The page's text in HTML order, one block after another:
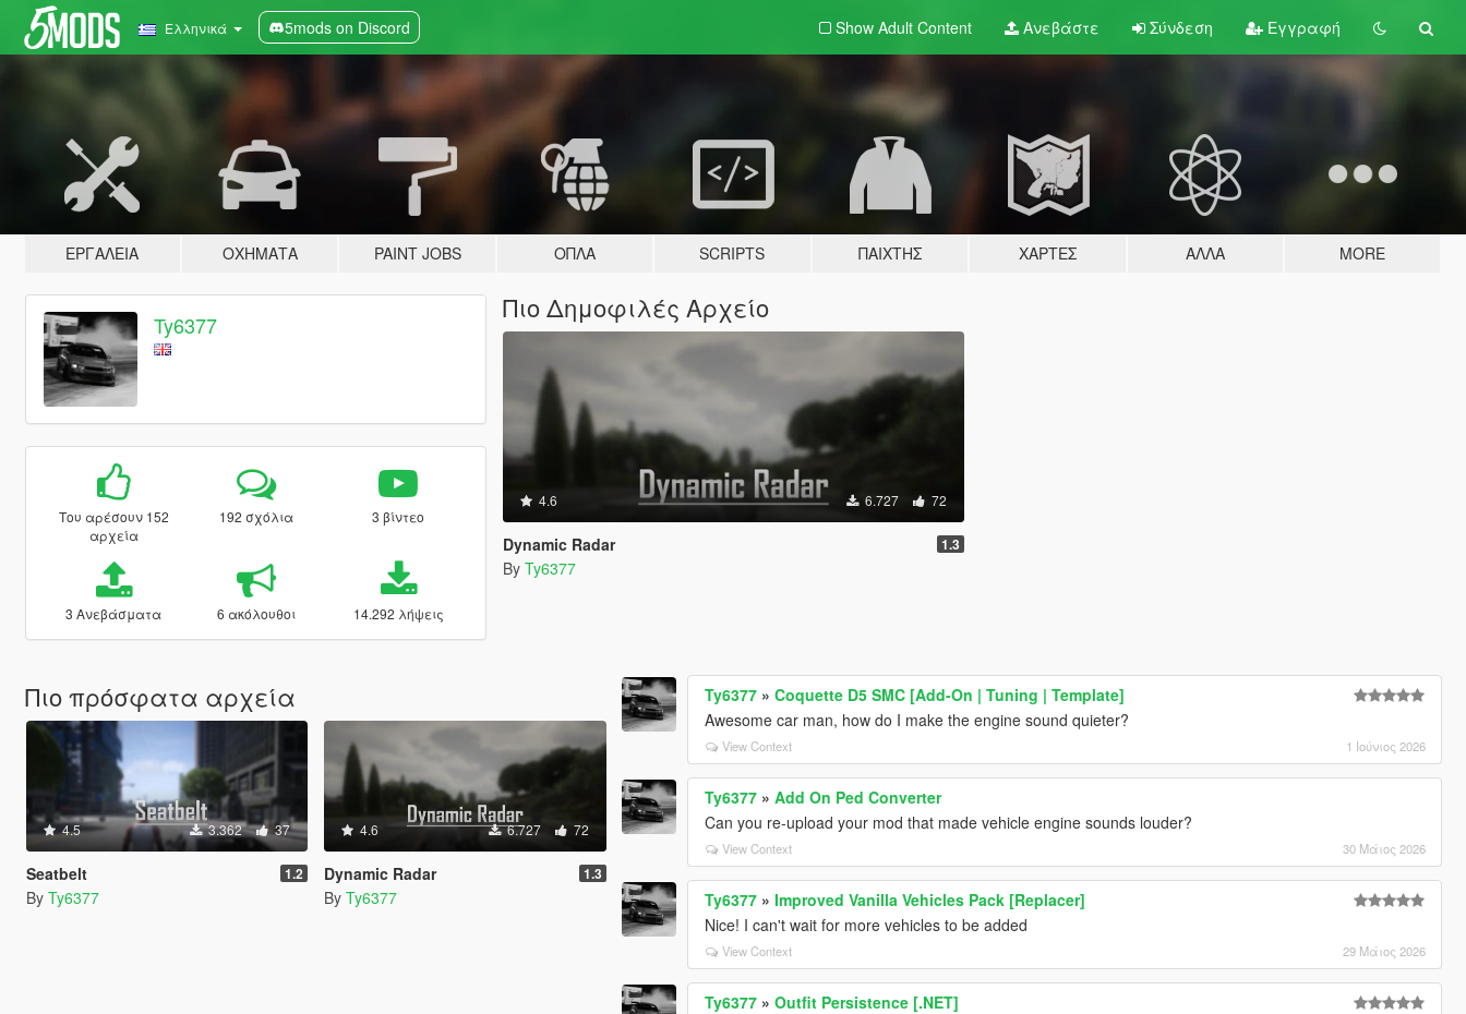
Ελληνικά 5mods on Discord Show Adult Content Ανεβάστε Σύνδεση Εγγραφή
ΕΡΓΑΛΕΊΑ ΟΧΉΜΑΤΑ PAINT JOBS ΌΠΛΑ SCRIPTS ΠΑΊΧΤΗΣ ΧΆΡΤΕΣ ΆΛΛΑ MORE
Ty6377
Του αρέσουν 152
αρχεία
192 σχόλια 3 βίντεο
3 Ανεβάσματα 6 ακόλουθοι 14.292 λήψεις
Πιο Δημοφιλές Αρχείο
4.6 6.727 72
Dynamic Radar 1.3
By Ty6377
Πιο πρόσφατα αρχεία
4.5 3.362 37
Seatbelt 1.2
By Ty6377
4.6 6.727 72
Dynamic Radar 1.3
By Ty6377
Ty6377 »Coquette D5 SMC [Add-On | Tuning | Template]
Awesome car man, how do I make the engine sound quieter?
View Context 1 Ιούνιος 2026
Ty6377 »Add On Ped Converter
Can you re-upload your mod that made vehicle engine sounds louder?
View Context 30 Μάιος 2026
Ty6377 »Improved Vanilla Vehicles Pack [Replacer]
Nice! I can't wait for more vehicles to be added
View Context 29 Μάιος 2026
Ty6377 »Outfit Persistence [.NET]